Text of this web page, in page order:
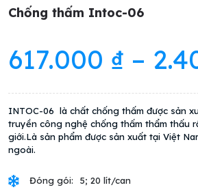
Chống thấm Intoc-06
617.000 ₫ –
INTOC-06 là chất chống thấm được sản
truyền công nghệ chống thấm thẩm thấu
giới.Là sản phẩm được sản xuất tại Việt
ngoài.
Đóng gói:
5; 20 lít/can